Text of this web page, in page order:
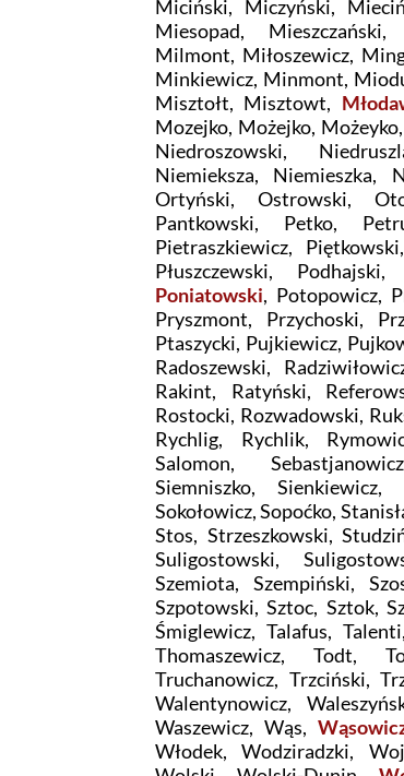
Miciński, Miczyński,
Miesopad,
Milmont, Miłoszewicz,
Minkiewicz, Minmont,
Misztołt, Misztowt,
Mozejko, Możejko,
Niedroszowski,
Niemieksza, Niemieszka,
Ortyński, Ostrowski,
Pantkowski, Petko,
Pietraszkiewicz, Piętkowski,
Płuszczewski,
Poniatowski, Potopowicz,
Pryszmont, Przychoski,
Ptaszycki, Pujkiewicz,
Radoszewski,
Rakint, Ratyński,
Rostocki, Rozwadowski,
Rychlig, Rychlik,
Salomon,
Siemniszko, Sienkiewicz,
Sokołowicz, Sopoćko,
Stos, Strzeszkowski,
Suligostowski,
Szemiota, Szempiński,
Szpotowski, Sztoc, Sztok,
Śmiglewicz, Talafus,
Thomaszewicz, Todt,
Truchanowicz, Trzciński,
Walentynowicz,
Waszewicz, Wąs,
Włodek, Wodziradzki,